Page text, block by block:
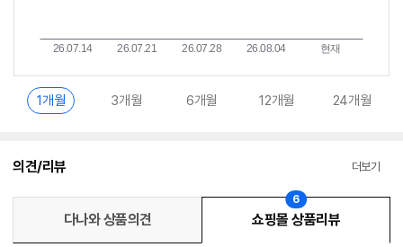
1개월 3개월 6개월 12개월 24개월
의견/리뷰 더보기
다나와 상품의견 쇼핑몰 상품리뷰
6